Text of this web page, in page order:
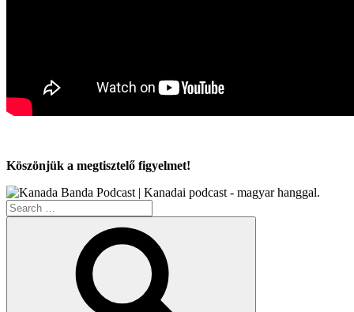
Köszönjük a megtisztelő figyelmet!
Search
for: